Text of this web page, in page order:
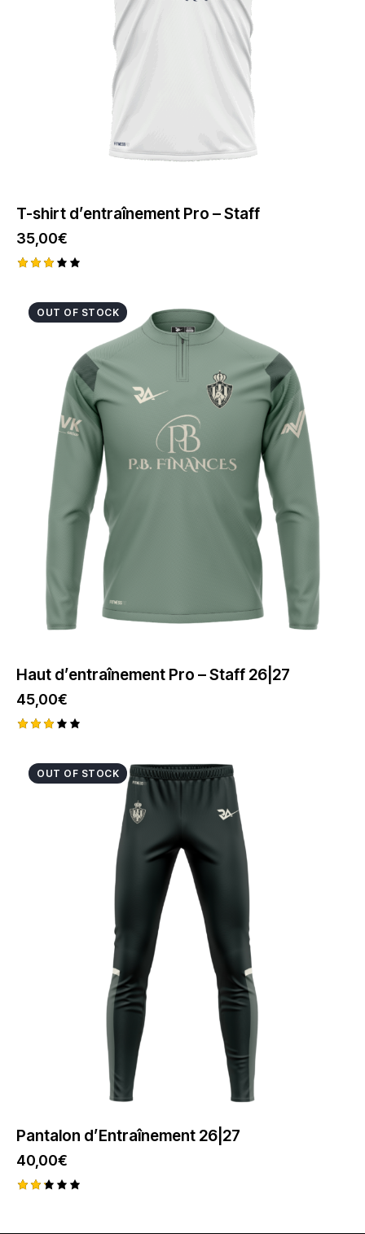
T-shirt d’entraînement Pro – Staff
35,00€
surOUT OF STOCK
Haut d’entraînement Pro – Staff 26|27
45,00€
surOUT OF STOCK
Pantalon d’Entraînement 26|27
40,00€